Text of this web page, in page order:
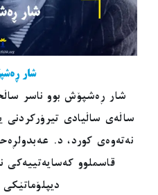
شار
ساڵەی ساڵیادی
نەتەوەی کورد، د.
قاسملوو کەسایەتییەکی